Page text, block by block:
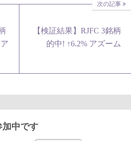
次の記事
【検証結果】RJFC 3銘柄
的中! ↑6.2% アズーム
加中です